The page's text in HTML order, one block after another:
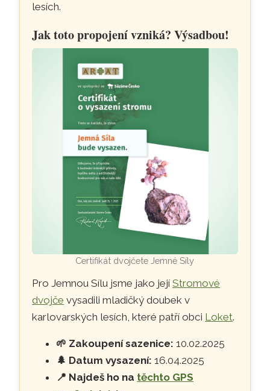
lesích.
Jak toto propojení vzniká? Výsadbou!
Certifikát dvojčete Jemné Síly
Pro Jemnou Sílu jsme jako jejíStromové
dvojče vysadili mladičký doubek v
karlovarských lesích, které patří obci Loket.
🌱 Zakoupení sazenice:10.02.2025
🌲 Datum vysazení:16.04.2025
📍 Najdeš ho na těchto GPS